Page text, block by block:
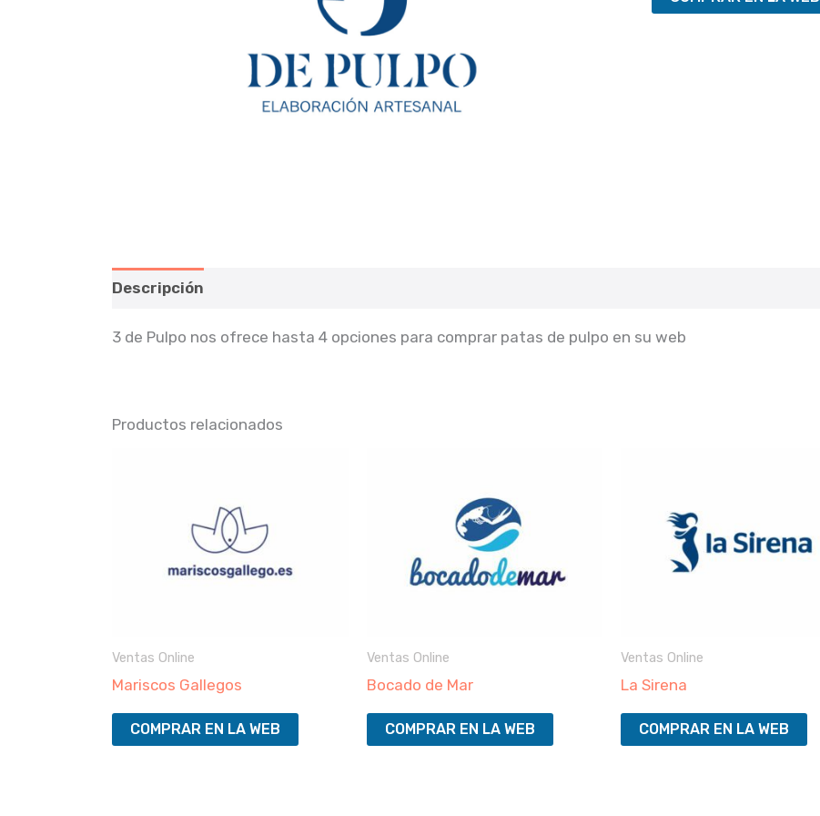
Descripción
3 de Pulpo nos ofrece hasta 4 opciones para comprar patas de pulpo en su web
Productos relacionados
Ventas Online
Mariscos Gallegos
COMPRAR EN LA WEB
Ventas Online
Bocado de Mar
COMPRAR EN LA WEB
Ventas Online
La Sirena
COMPRAR EN LA WEB